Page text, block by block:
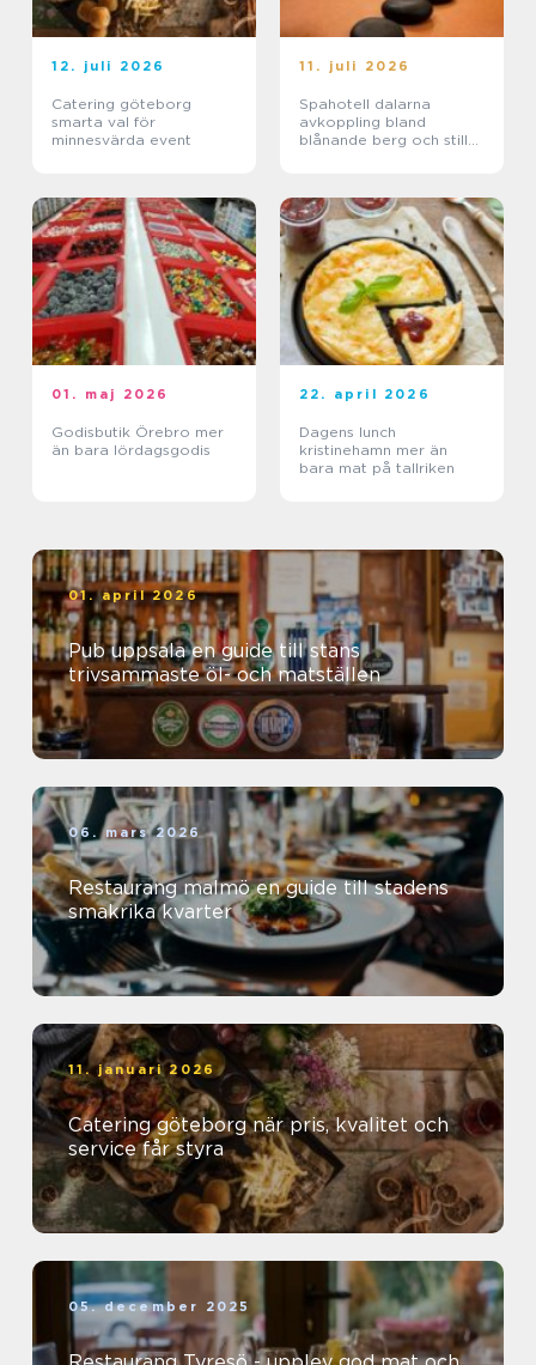
12. juli 2026
Catering göteborg
smarta val för
minnesvärda event
11. juli 2026
Spahotell dalarna
avkoppling bland
blånande berg och stilla
01. maj 2026
Godisbutik Örebro mer
än bara lördagsgodis
22. april 2026
Dagens lunch
kristinehamn mer än
bara mat på tallriken
01. april 2026
Pub uppsala en guide till stans
trivsammaste öl- och matställen
06. mars 2026
Restaurang malmö en guide till stadens
smakrika kvarter
11. januari 2026
Catering göteborg när pris, kvalitet och
service får styra
05. december 2025